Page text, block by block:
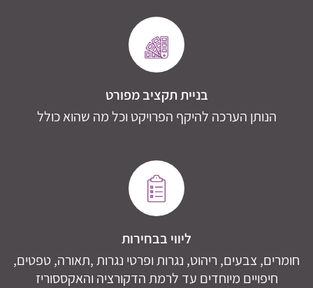
בניית תקציב מפורט
הנותן הערכה להיקף הפרויקט וכל מה שהוא כולל
ליווי בבחירות
חומרים, צבעים, ריהוט, נגרות ופרטי נגרות ,תאורה, טפטים,
חיפויים מיוחדים עד לרמת הדקורציה והאקססוריז